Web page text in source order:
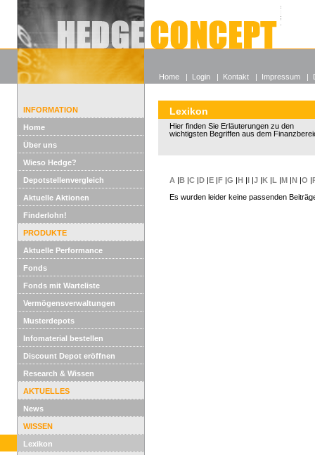
Alle
Wieso
INFORMATION
Home
Über uns
Wieso Hedge?
Depotstellenvergleich
Aktuelle Aktionen
Finderlohn!
PRODUKTE
Aktuelle Performance
Fonds
Fonds mit Warteliste
Vermögensverwaltungen
Musterdepots
Infomaterial bestellen
Discount Depot eröffnen
Research & Wissen
AKTUELLES
News
WISSEN
Lexikon
Lexikon
Hier finden Sie Erläuterungen zu den
wichtigsten Begriffen aus dem
A |B |C |D |E |F |G |H |I |J |K |L |M |N |O |
Es wurden leider keine passenden
Home | Login | Kontakt | Impressum |